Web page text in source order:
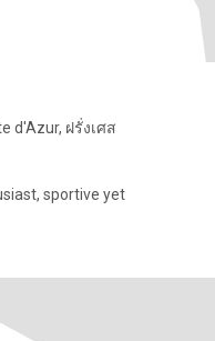
d'Azur, ฝรั่งเศส
sportive yet